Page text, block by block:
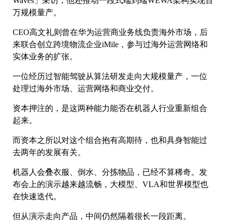
万规模量产。
CEO高文礼则曾在华为运营商业务线负责海外市场，后
来联合创立跨境物流企业iMile，参与过海外运营网络和
实体业务的扩张。
一位经历过智能驾驶从算法研发走向大规模量产，一位
处理过海外市场、运营网络和商业交付。
资本押注的，是这两种能力能否在机器人行业重新组合
起来。
而资本之所以对这个组合抱有高期待，也和具身智能过
去两年的发展有关。
机器人会叠衣服、倒水、分拣物品，已经不算稀奇。发
布会上的演示越来越流畅，大模型、VLA和世界模型也
在快速迭代。
但从演示走向产品，中间仍然隔着很长一段距离。